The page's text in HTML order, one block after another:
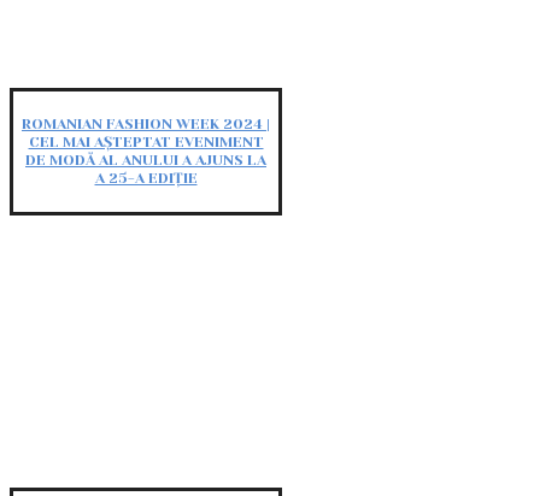
ROMANIAN FASHION WEEK 2024 |
CEL MAI AȘTEPTAT EVENIMENT
DE MODĂ AL ANULUI A AJUNS LA
A 25-A EDIȚIE